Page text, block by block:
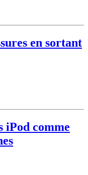
en sortant
iPod comme